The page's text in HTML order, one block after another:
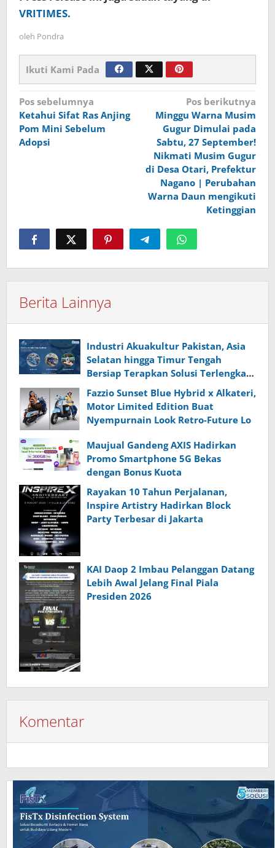
VRITIMES.
oleh Pondra
Ikuti Kami Pada
Navigasi
pos
Pos sebelumnya
Ketahui Sifat Ras Anjing
Pom Mini Sebelum
Adopsi
Pos berikutnya
Minggu Warna Musim
Gugur Dimulai pada
Sabtu, 27 September!
Nikmati Musim Gugur
di Desa Otari, Prefektur
Nagano | Perubahan
Warna Daun mengikuti
Ketinggian
Berita Lainnya
Industri Akuakultur Pakistan, Asia
Selatan hingga Timur Tengah
Bersiap Terapkan Solusi Terlengkap
dari Indonesia
Fazzio Sunset Blue Hybrid x Alkateri,
Motor Limited Edition Buat
Nyempurnain Look Retro-Future Lo
Maujual Gandeng AXIS Hadirkan
Promo Smartphone 5G Bekas
dengan Bonus Kuota
Rayakan 10 Tahun Perjalanan,
Inspire Artistry Hadirkan Block
Party Terbesar di Jakarta
KAI Daop 2 Imbau Pelanggan Datang
Lebih Awal Jelang Final Piala
Presiden 2026
Komentar